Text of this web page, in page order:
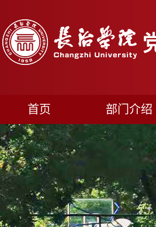
首页 部门介绍